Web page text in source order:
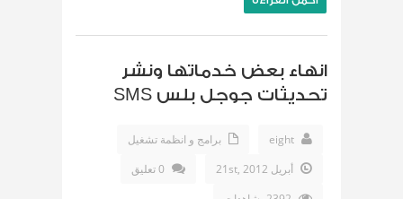
انهاء بعض خدماتها ونشر
تحديثات جوجل بلس SMS
eight
برامج و انظمة تشغيل
أبريل 21st, 2012
0 تعليق